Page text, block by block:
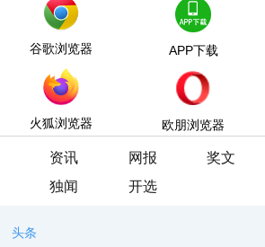
谷歌浏览器 APP下载
火狐浏览器 欧朋浏览器
资讯 网报
奖文
独闻 开选
头条